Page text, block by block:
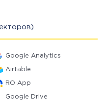
Google Analytics
Airtable
RO App
Google Drive